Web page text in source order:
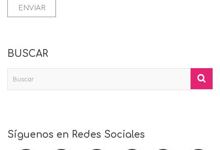
BUSCAR
Síguenos en Redes Sociales